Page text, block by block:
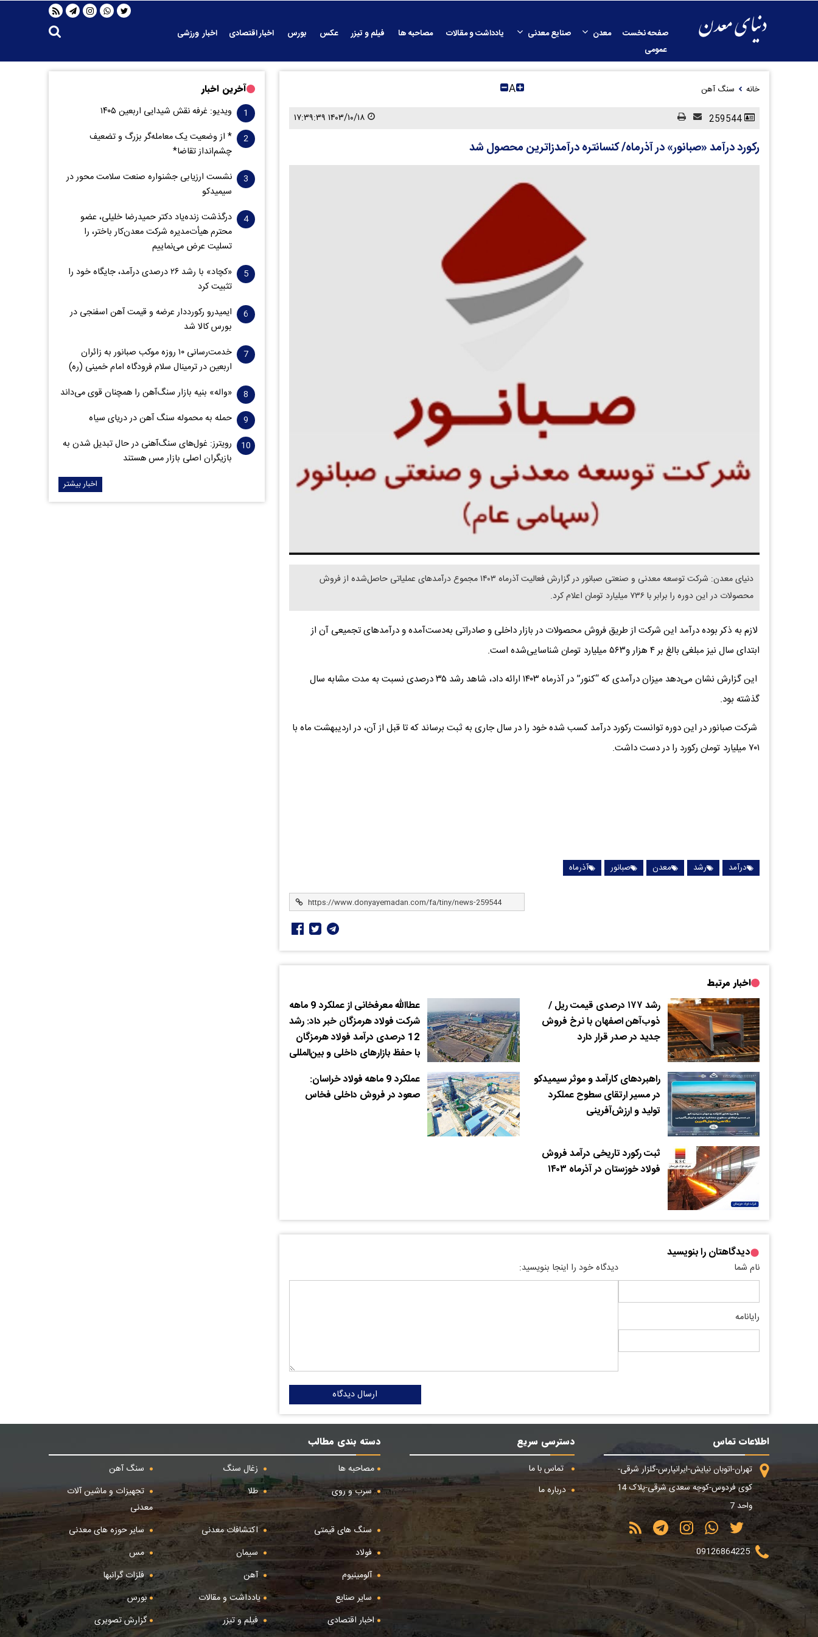
صفحه نخست معدن صنایع معدنی یادداشت و مقالات مصاحبه ها فیلم و تیزر عکس بورس اخبار اقتصادی
اخبار ورزشی
عمومی
خانه سنگ آهن A
۱۴۰۳/۱۰/۱۸ ۱۷:۳۹:۳۹
رکورد درآمد «صبانور» در آذرماه/ کنسانتره درآمدزاترین محصول شد
دنیای معدن: شرکت توسعه معدنی و صنعتی صبانور در گزارش فعالیت آذرماه ۱۴۰۳ مجموع درآمد‌های عملیاتی حاصل‌شده از فروش
محصولات در این دوره را برابر با ۷۳۶ میلیارد تومان اعلام کرد.
لازم به ذکر بوده درآمد این شرکت از طریق فروش محصولات در بازار داخلی و صادراتی به‌دست‌آمده و درآمدهای تجمیعی آن از
ابتدای سال نیز مبلغی بالغ ‌بر ۴ هزار و۵۶۳ میلیارد تومان شناسایی‌شده است.
این گزارش نشان می‌دهد میزان درآمدی که “کنور” در آذرماه ۱۴۰۳ ارائه داد، شاهد رشد ۳۵ درصدی نسبت به مدت مشابه سال
گذشته بود.
شرکت صبانور در این دوره توانست رکورد درآمد کسب شده خود را در سال جاری به ثبت برساند که تا قبل از آن، در اردیبهشت ماه با
۷۰۱ میلیارد تومان رکورد را در دست داشت.
درآمد رشد معدن صبانور آذرماه
اخبار مرتبط
رشد ۱۷۷ درصدی قیمت ریل /
ذوب‌آهن اصفهان با نرخ فروش
جدید در صدر قرار دارد
عطاالله معرفخانی از عملکرد 9 ماهه
شرکت فولاد هرمزگان خبر داد: رشد
12 درصدی درآمد فولاد هرمزگان
با حفظ بازارهای داخلی و بین‌المللی
راهبردهای کارآمد و موثر سیمیدکو
در مسیر ارتقای سطوح عملکرد
تولید و ارزش‌آفرینی
عملکرد 9 ماهه فولاد خراسان:
صعود در فروش داخلی فخاس
ثبت رکورد تاریخی درآمد فروش
فولاد خوزستان در آذرماه ۱۴۰۳
دیدگاهتان را بنویسید
نام شما
رایانامه
دیدگاه خود را اینجا بنویسید:
ارسال دیدگاه
آخرین اخبار
ویدیو: غرفه نقش شیدایی اربعین ۱۴۰۵
* از وضعیت یک معامله‌گر بزرگ و تضعیف
چشم‌انداز تقاضا*
نشست ارزیابی جشنواره صنعت سلامت‌ محور در
سیمیدکو
درگذشت زنده‌یاد دکتر حمیدرضا خلیلی، عضو
محترم هیأت‌مدیره شرکت معدن‌کار باختر، را
تسلیت عرض می‌نماییم
«کچاد» با رشد ۲۶ درصدی درآمد، جایگاه خود را
تثبیت کرد
ایمیدرو رکورددار عرضه و قیمت آهن اسفنجی در
بورس کالا شد
خدمت‌رسانی ۱۰ روزه موکب صبانور به زائران
اربعین در ترمینال سلام فرودگاه امام خمینی (ره)
«واله» بنیه بازار سنگ‌آهن را همچنان قوی می‌داند
حمله به محموله سنگ آهن در دریای سیاه
رویترز: غول‌های سنگ‌آهنی‌ در حال تبدیل شدن به
بازیگران اصلی بازار مس هستند
اخبار بیشتر
اطلاعات تماس
تهران-اتوبان نیایش-ایرانپارس-گلزار شرقی-
کوی فردوس-کوچه سعدی شرقی-پلاک 14
واحد 7
09126864225
دسترسی سریع
تماس با ما
درباره ما
دسته بندی مطالب
مصاحبه ها
زغال سنگ
سنگ آهن
سرب و روی
طلا
تجهیزات و ماشین آلات
معدنی
سنگ های قیمتی
اکتشافات معدنی
سایر حوزه های معدنی
فولاد
سیمان
مس
آلومینیوم
آهن
فلزات گرانبها
سایر صنایع
یادداشت و مقالات
بورس
اخبار اقتصادی
فیلم و تیزر
گزارش تصویری